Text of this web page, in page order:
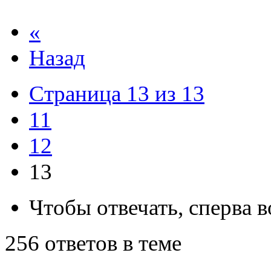
«
Назад
Страница 13 из 13
11
12
13
Чтобы отвечать, сперва
256 ответов в теме